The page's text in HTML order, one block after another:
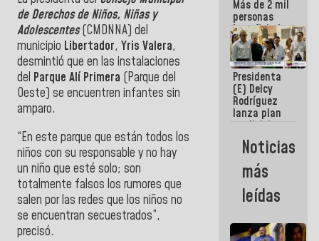
de Derechos de Niños, Niñas y
Adolescentes(CMDNNA) del
municipio Libertador, Yris Valera,
desmintió que en las instalaciones
del Parque Alí Primera (Parque del
Oeste) se encuentren infantes sin
amparo.
“En este parque que están todos los
niños con su responsable y no hay
un niño que esté solo; son
totalmente falsos los rumores que
salen por las redes que los niños no
se encuentran secuestrados”,
precisó.
Más de 2 mil
personas
beneficiadas
con planes
para
atención de
emergencia
sísmica en
la última
semana
Presidenta
(E) Delcy
Rodríguez
lanza plan
crediticio
con subsidio
a Juntas de
Condominio
Noticias
más
leídas